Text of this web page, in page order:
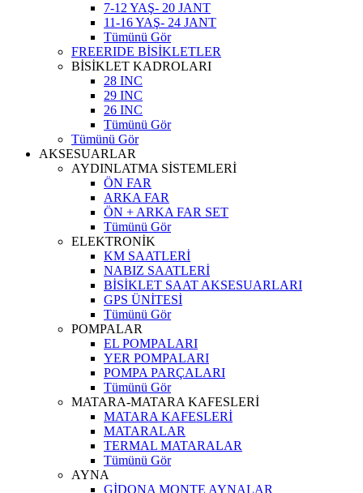
7-12 YAŞ- 20 JANT
11-16 YAŞ- 24 JANT
Tümünü Gör
FREERIDE BİSİKLETLER
BİSİKLET KADROLARI
28 INC
29 INC
26 INC
Tümünü Gör
Tümünü Gör
AKSESUARLAR
AYDINLATMA SİSTEMLERİ
ÖN FAR
ARKA FAR
ÖN + ARKA FAR SET
Tümünü Gör
ELEKTRONİK
KM SAATLERİ
NABIZ SAATLERİ
BİSİKLET SAAT AKSESUARLARI
GPS ÜNİTESİ
Tümünü Gör
POMPALAR
EL POMPALARI
YER POMPALARI
POMPA PARÇALARI
Tümünü Gör
MATARA-MATARA KAFESLERİ
MATARA KAFESLERİ
MATARALAR
TERMAL MATARALAR
Tümünü Gör
AYNA
GİDONA MONTE AYNALAR